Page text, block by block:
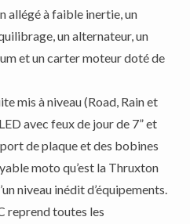
allégé à faible inertie, un
un alternateur, un
et un carter moteur doté de
mis à niveau (Road, Rain et
avec feux de jour de 7” et
de plaque et des bobines
moto qu’est la Thruxton
niveau inédit d’équipements.
reprend toutes les